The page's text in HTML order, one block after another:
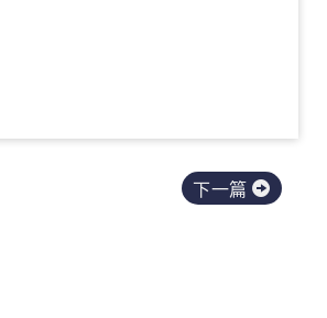
下一篇